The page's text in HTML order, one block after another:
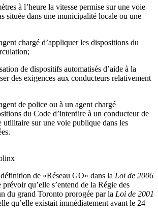
à l’heure la vitesse permise sur une voie
située dans une municipalité locale ou une
chargé d’appliquer les dispositions du
de dispositifs automatisés d’aide à la
des exigences aux conducteurs relativement
de police ou à un agent chargé
du Code d’interdire à un conducteur de
utilitaire sur une voie publique dans les
de «Réseau GO» dans la Loi de 2006
prévoir qu’elle s’entend de la Régie des
du grand Toronto prorogée par la Loi de 2001
qu’elle existait immédiatement avant le 24